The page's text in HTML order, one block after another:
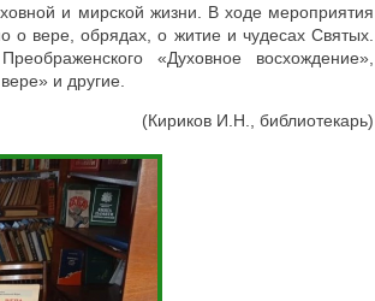
и мирской жизни. В ходе мероприятия
о вере, обрядах, о житие и чудесах Святых.
«Духовное восхождение»,
и другие.
(Кириков И.Н., библиотекарь)